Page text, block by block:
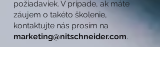
požiadaviek. V prípade, ak máte
záujem o takéto školenie,
kontaktujte nás prosím na
marketing@nitschneider.com.